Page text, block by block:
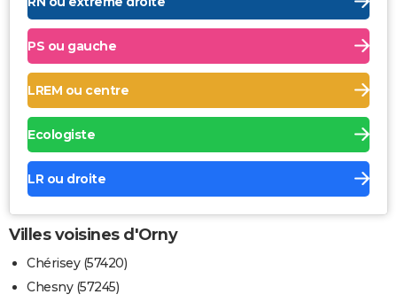
PS ou gauche
LREM ou centre
Ecologiste
LR ou droite
Villes voisines d'Orny
Chérisey (57420)
Chesny (57245)